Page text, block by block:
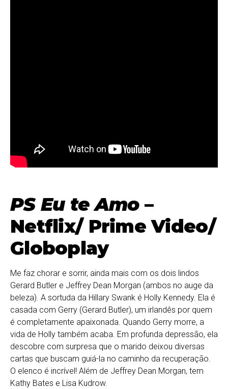
PS Eu te Amo–
Netflix/ Prime Video/
Globoplay
Me faz chorar e sorrir, ainda mais com os dois lindos
Gerard Butler e Jeffrey Dean Morgan (ambos no auge da
beleza). A sortuda da Hillary Swank é Holly Kennedy. Ela é
casada com Gerry (Gerard Butler), um irlandês por quem
é completamente apaixonada. Quando Gerry morre, a
vida de Holly também acaba. Em profunda depressão, ela
descobre com surpresa que o marido deixou diversas
cartas que buscam guiá-la no caminho da recuperação.
O elenco é incrível! Além de Jeffrey Dean Morgan, tem
Kathy Bates e Lisa Kudrow.